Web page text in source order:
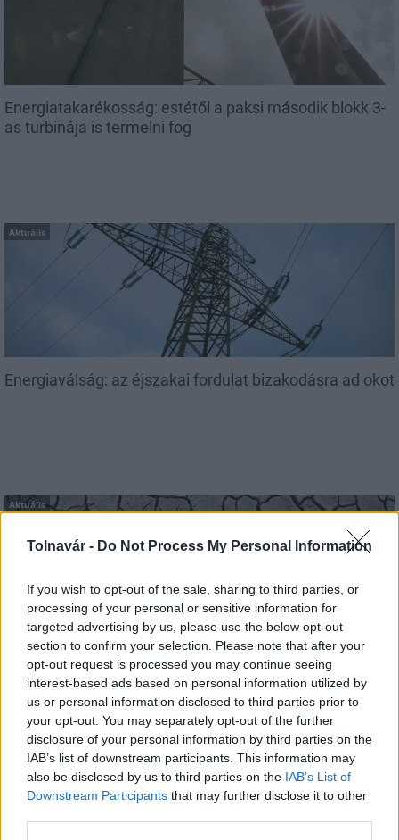
Tolnavár - Do Not Process My Personal Information
If you wish to opt-out of the sale, sharing to third parties, or
processing of your personal or sensitive information for
targeted advertising by us, please use the below opt-out
section to confirm your selection. Please note that after your
opt-out request is processed you may continue seeing
interest-based ads based on personal information utilized by
us or personal information disclosed to third parties prior to
your opt-out. You may separately opt-out of the further
disclosure of your personal information by third parties on the
IAB’s list of downstream participants. This information may
also be disclosed by us to third parties on the IAB’s List of
Downstream Participants that may further disclose it to other
Energiatakarékosság: estétől a paksi második blokk 3-
as turbinája is termelni fog
Aktuális
Energiaválság: az éjszakai fordulat bizakodásra ad okot
Aktuális
Paks: hétfőn és talán még kedden üzemben tartható
az utolsó turbina